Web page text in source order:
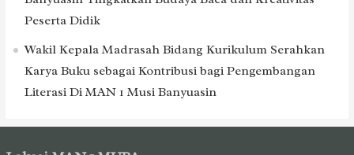
Peserta Didik
Wakil Kepala Madrasah Bidang Kurikulum Serahkan
Karya Buku sebagai Kontribusi bagi Pengembangan
Literasi Di MAN 1 Musi Banyuasin